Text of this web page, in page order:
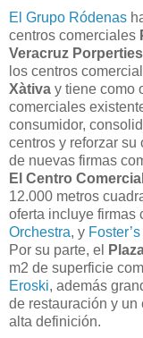
El Grupo Ródenas
centros comerciales
Veracruz Porperties
los centros
Xàtiva y tiene como
comerciales
consumidor,
centros y reforzar
de nuevas firmas
El Centro
12.000 metros
oferta incluye firmas
Orchestra, y
Por su parte, el
m2 de superficie
Eroski, además
de restauración y
alta definición.